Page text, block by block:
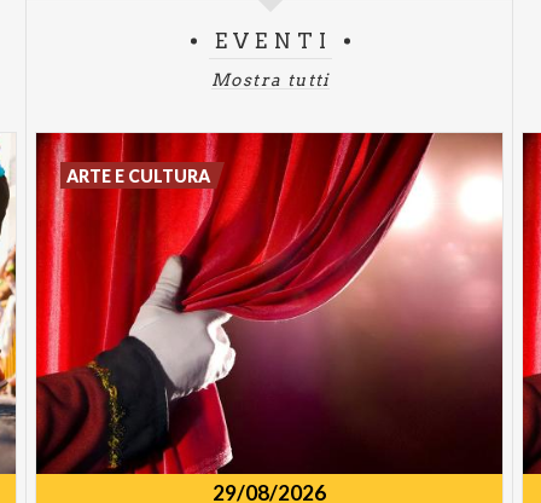
EVENTI
Mostra tutti
29/08/2026
ARTE E CULTURA